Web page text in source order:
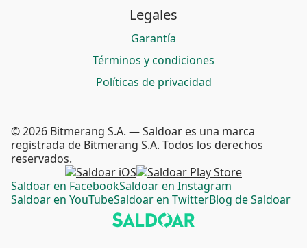
Legales
Garantía
Términos y condiciones
Políticas de privacidad
Saldoar en FacebookSaldoar en Instagram
Saldoar en YouTubeSaldoar en TwitterBlog de Saldoar
© 2026 Bitmerang S.A. — Saldoar es una marca
registrada de Bitmerang S.A. Todos los derechos
reservados.